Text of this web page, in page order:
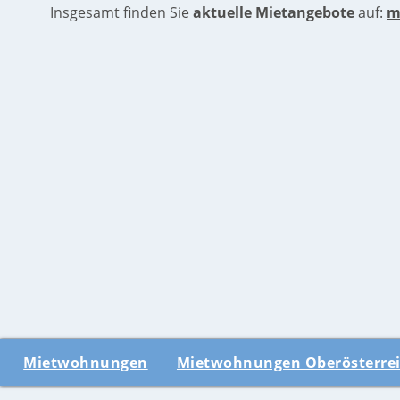
Insgesamt finden Sieaktuelle Mietangeboteauf:
Mietwohnungen Mietwohnungen